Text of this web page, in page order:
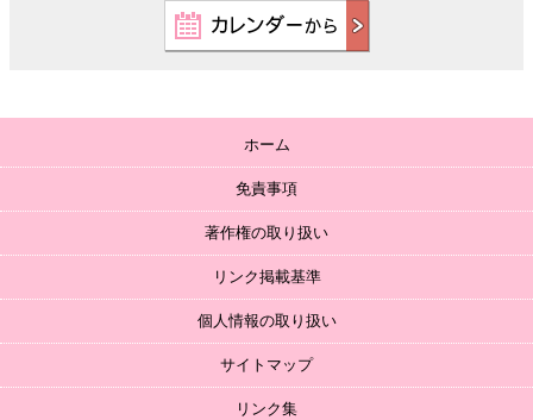
ホーム
免責事項
著作権の取り扱い
リンク掲載基準
個人情報の取り扱い
サイトマップ
リンク集